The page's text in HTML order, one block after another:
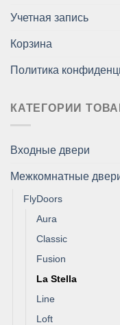
Учетная запись
Корзина
Политика
КАТЕГОРИИ
Входные двери
Межкомнатные
FlyDoors
Aura
Classic
Fusion
La Stella
Line
Loft